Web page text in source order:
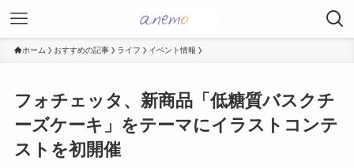
ホーム おすすめの記事 ライフ イベント情報
フォチェッタ、新商品「低糖質バスクチ
ーズケーキ」をテーマにイラストコンテ
ストを初開催